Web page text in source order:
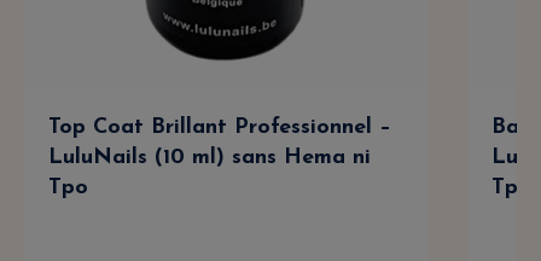
Top Coat Brillant Professionnel –
LuluNails (10 ml) sans Hema ni
Tpo
Tpo